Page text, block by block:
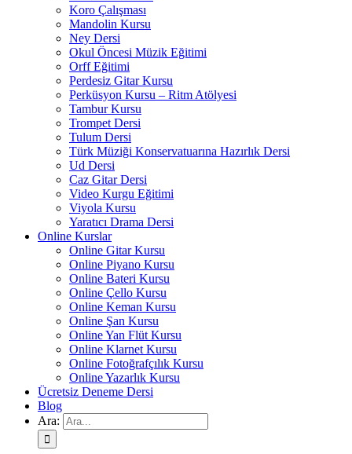
Koro Çalışması
Mandolin Kursu
Ney Dersi
Okul Öncesi Müzik Eğitimi
Orff Eğitimi
Perdesiz Gitar Kursu
Perküsyon Kursu – Ritm Atölyesi
Tambur Kursu
Trompet Dersi
Tulum Dersi
Türk Müziği Konservatuarına Hazırlık Dersi
Ud Dersi
Caz Gitar Dersi
Video Kurgu Eğitimi
Viyola Kursu
Yaratıcı Drama Dersi
Online Kurslar
Online Gitar Kursu
Online Piyano Kursu
Online Bateri Kursu
Online Çello Kursu
Online Keman Kursu
Online Şan Kursu
Online Yan Flüt Kursu
Online Klarnet Kursu
Online Fotoğrafçılık Kursu
Online Yazarlık Kursu
Ücretsiz Deneme Dersi
Blog
Ara: